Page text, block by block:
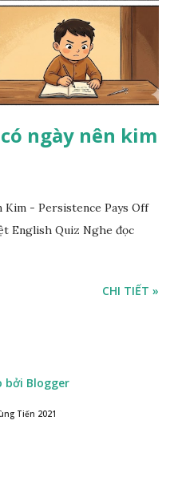
ngày nên kim
Kim - Persistence Pays Off
English Quiz Nghe đọc
CHI TIẾT »
bởi Blogger
Tiến 2021